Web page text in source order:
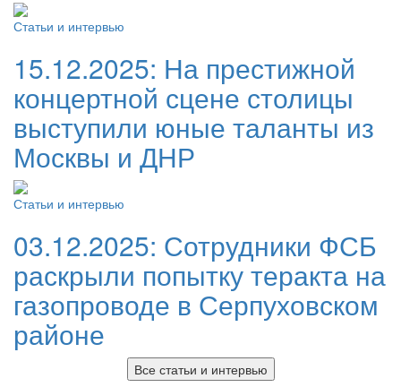
Статьи и интервью
15.12.2025: На престижной
концертной сцене столицы
выступили юные таланты из
Москвы и ДНР
Статьи и интервью
03.12.2025: Сотрудники ФСБ
раскрыли попытку теракта на
газопроводе в Серпуховском
районе
Все статьи и интервью